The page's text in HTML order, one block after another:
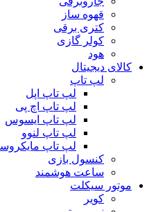
قهوه ساز
کتری برقی
کولر گازی
هود
کالای دیجیتال
لپ تاپ
لپ تاپ اپل
لپ تاپ اچ پی
لپ تاپ ایسوس
لپ تاپ لنوو
لپ تاپ
کنسول بازی
ساعت هوشمند
موتور سیکلت
کویر